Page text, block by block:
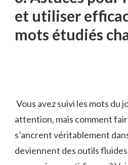
et utiliser
mots étudiés
Vous⁤ avez ‌suivi ​les mots du
attention, mais⁢ comment⁤
s’ancrent⁢ véritablement
deviennent des outils